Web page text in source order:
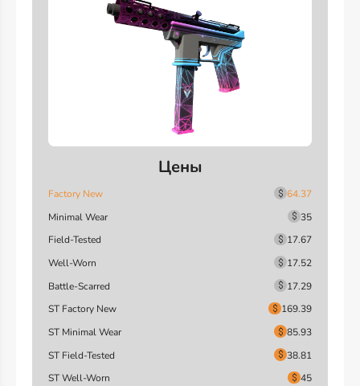
Цены
Factory New
64.37
Minimal Wear
35
Field-Tested
17.67
Well-Worn
17.52
Battle-Scarred
17.29
ST Factory New
169.39
ST Minimal Wear
85.93
ST Field-Tested
38.81
ST Well-Worn
45